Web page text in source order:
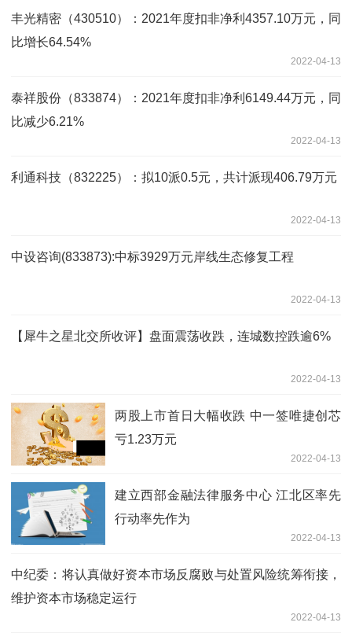
丰光精密（430510）：2021年度扣非净利4357.10万元，同
比增长64.54%
2022-04-13
泰祥股份（833874）：2021年度扣非净利6149.44万元，同
比减少6.21%
2022-04-13
利通科技（832225）：拟10派0.5元，共计派现406.79万元
2022-04-13
中设咨询(833873):中标3929万元岸线生态修复工程
2022-04-13
【犀牛之星北交所收评】盘面震荡收跌，连城数控跌逾6%
2022-04-13
两股上市首日大幅收跌 中一签唯捷创芯
亏1.23万元
2022-04-13
建立西部金融法律服务中心 江北区率先
行动率先作为
2022-04-13
中纪委：将认真做好资本市场反腐败与处置风险统筹衔接，
维护资本市场稳定运行
2022-04-13